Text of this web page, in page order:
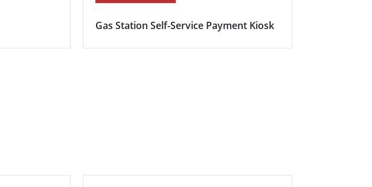
Gas Station Self-Service Payment Kiosk